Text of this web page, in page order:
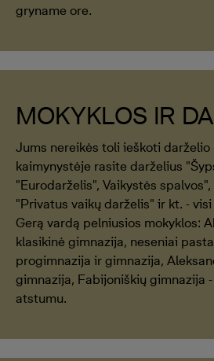
gryname ore.
MOKYKLOS IR
Jums nereikės toli ieškoti darželio
kaimynystėje rasite darželius
"Eurodarželis", Vaikystės
"Privatus vaikų darželis" ir kt. -
Gerą vardą pelniusios mokyklos:
klasikinė gimnazija, neseniai
progimnazija ir gimnazija,
gimnazija, Fabijoniškių gimnazija
atstumu.